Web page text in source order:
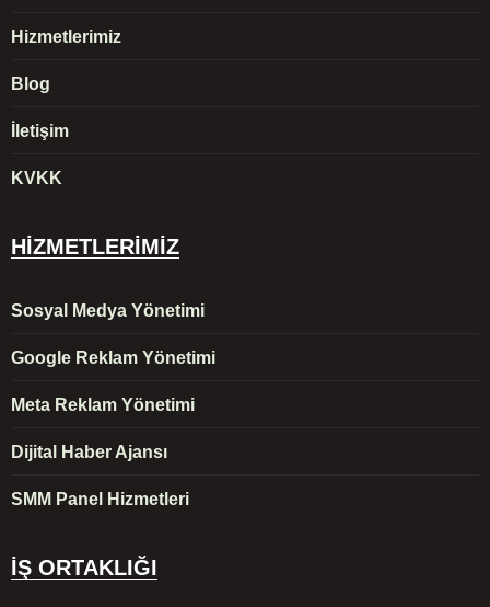
Hizmetlerimiz
Blog
İletişim
KVKK
HİZMETLERİMİZ
Sosyal Medya Yönetimi
Google Reklam Yönetimi
Meta Reklam Yönetimi
Dijital Haber Ajansı
SMM Panel Hizmetleri
İŞ ORTAKLIĞI